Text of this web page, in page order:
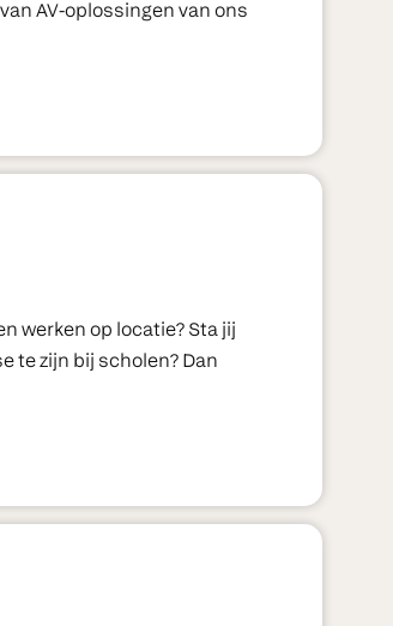
AV-oplossingen van ons
werken op locatie? Sta jij
te zijn bij scholen? Dan